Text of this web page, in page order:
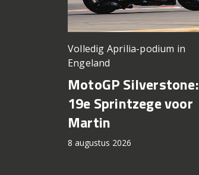
Volledig Aprilia-podium in
Engeland
MotoGP Silverstone:
19e Sprintzege voor
Martin
8 augustus 2026